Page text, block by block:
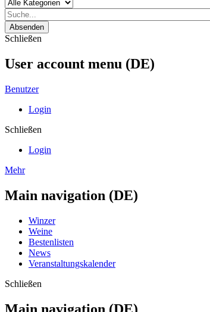
Absenden
Schließen
User account menu (DE)
Benutzer
Login
Schließen
Login
Mehr
Main navigation (DE)
Winzer
Weine
Bestenlisten
News
Veranstaltungskalender
Schließen
Main navigation (DE)